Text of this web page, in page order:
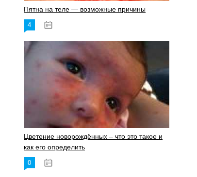
Пятна на теле — возможные причины
4
Цветение новорождённых – что это такое и
как его определить
0